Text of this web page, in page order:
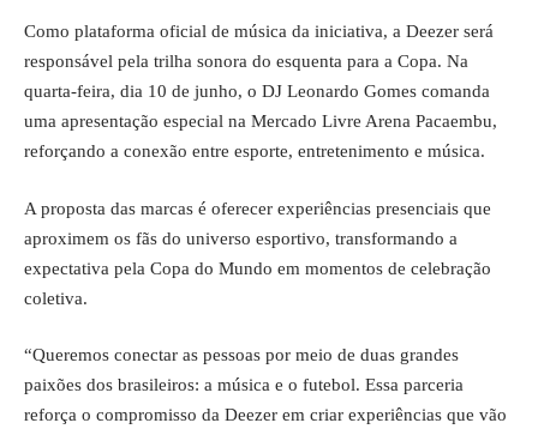
Como plataforma oficial de música da iniciativa, a Deezer será
responsável pela trilha sonora do esquenta para a Copa. Na
quarta-feira, dia 10 de junho, o DJ Leonardo Gomes comanda
uma apresentação especial na Mercado Livre Arena Pacaembu,
reforçando a conexão entre esporte, entretenimento e música.
A proposta das marcas é oferecer experiências presenciais que
aproximem os fãs do universo esportivo, transformando a
expectativa pela Copa do Mundo em momentos de celebração
coletiva.
“Queremos conectar as pessoas por meio de duas grandes
paixões dos brasileiros: a música e o futebol. Essa parceria
reforça o compromisso da Deezer em criar experiências que vão